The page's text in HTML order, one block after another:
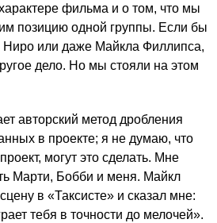
фильма и о том, что мы
позицию одной группы. Если бы
Ниро или даже Майкла Филлипса,
дело. Но мы стояли на этом
авторский метод дробления
в проекте; я не думаю, что
могут это сделать. Мне
Марти, Бобби и меня. Майкл
в «Таксисте» и сказал мне:
тебя в точности до мелочей».